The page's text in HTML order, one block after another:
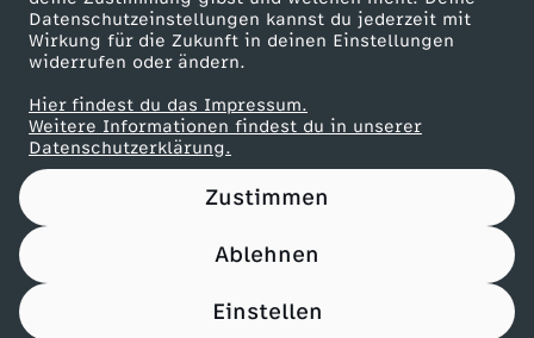
Datenschutzeinstellungen kannst du jederzeit mit
Wirkung für die Zukunft in deinen Einstellungen
widerrufen oder ändern.
Hier findest du das Impressum.
Weitere Informationen findest du in unserer
Datenschutzerklärung.
Zustimmen
Ablehnen
Einstellen
i
n
h
i
m
Partner
Nutzungsbedingungen
Impressum